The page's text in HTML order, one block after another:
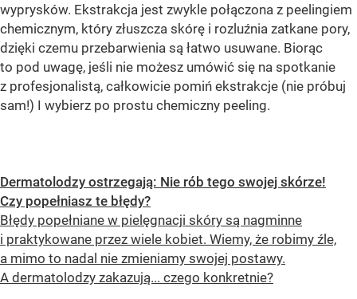
wyprysków. Ekstrakcja jest zwykle połączona z peelingiem
chemicznym, który złuszcza skórę i rozluźnia zatkane pory,
dzięki czemu przebarwienia są łatwo usuwane. Biorąc
to pod uwagę, jeśli nie możesz umówić się na spotkanie
z profesjonalistą, całkowicie pomiń ekstrakcje (nie próbuj
sam!) I wybierz po prostu chemiczny peeling.
Dermatolodzy ostrzegają: Nie rób tego swojej skórze!
Czy popełniasz te błędy?
Błędy popełniane w pielęgnacji skóry są nagminne
i praktykowane przez wiele kobiet. Wiemy, że robimy źle,
a mimo to nadal nie zmieniamy swojej postawy.
A dermatolodzy zakazują... czego konkretnie?